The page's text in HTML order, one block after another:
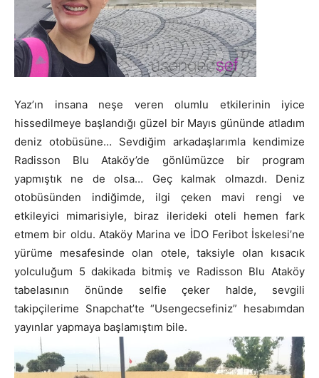
Yaz’ın insana neşe veren olumlu etkilerinin iyice
hissedilmeye başlandığı güzel bir Mayıs gününde atladım
deniz otobüsüne… Sevdiğim arkadaşlarımla kendimize
Radisson Blu Ataköy’de gönlümüzce bir program
yapmıştık ne de olsa… Geç kalmak olmazdı. Deniz
otobüsünden indiğimde, ilgi çeken mavi rengi ve
etkileyici mimarisiyle, biraz ilerideki oteli hemen fark
etmem bir oldu. Ataköy Marina ve İDO Feribot İskelesi’ne
yürüme mesafesinde olan otele, taksiyle olan kısacık
yolculuğum 5 dakikada bitmiş ve Radisson Blu Ataköy
tabelasının önünde selfie çeker halde, sevgili
takipçilerime Snapchat’te “Usengecsefiniz” hesabımdan
yayınlar yapmaya başlamıştım bile.